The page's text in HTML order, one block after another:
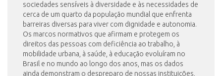
sociedades sensíveis à diversidade e às necessidades de
cerca de um quarto da população mundial que enfrenta
barreiras diversas para viver com dignidade e autonomia.
Os marcos normativos que afirmam e protegem os
direitos das pessoas com deficiência ao trabalho, à
mobilidade urbana, à saúde, à educação evoluíram no
Brasil e no mundo ao longo dos anos, mas os dados
ainda demonstram o despreparo de nossas instituições,